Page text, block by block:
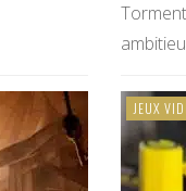
JEUX